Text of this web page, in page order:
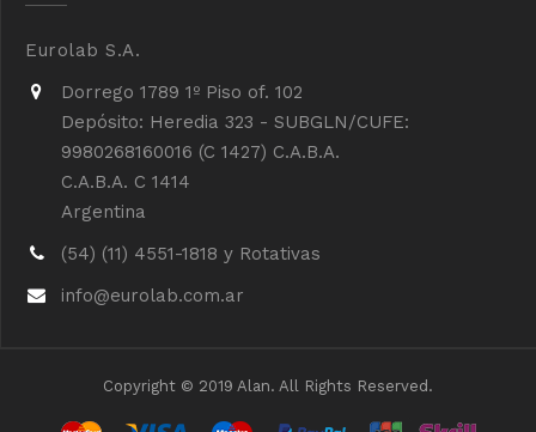
Eurolab S.A.
Dorrego 1789 1º Piso of. 102
Depósito: Heredia 323 - SUBGLN/CUFE:
9980268160016 (C 1427) C.A.B.A.
C.A.B.A. C 1414
Argentina
(54) (11) 4551-1818 y Rotativas
info@eurolab.com.ar
Copyright © 2019 Alan. All Rights Reserved.